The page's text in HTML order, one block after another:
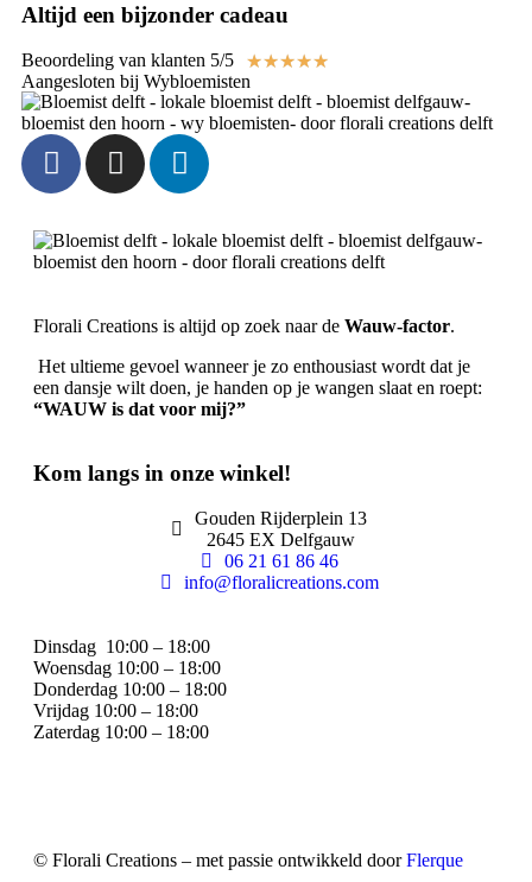
Altijd een bijzonder cadeau
Beoordeling van klanten 5/5 ★★★★★
Aangesloten bij Wybloemisten
Florali Creations is altijd op zoek naar de Wauw-factor.
Het ultieme gevoel wanneer je zo enthousiast wordt dat je
een dansje wilt doen, je handen op je wangen slaat en roept:
“WAUW is dat voor mij?”
Kom langs in onze winkel!
Gouden Rijderplein 13
2645 EX Delfgauw
06 21 61 86 46
info@floralicreations.com
Dinsdag 10:00 – 18:00
Woensdag 10:00 – 18:00
Donderdag 10:00 – 18:00
Vrijdag 10:00 – 18:00
Zaterdag 10:00 – 18:00
© Florali Creations – met passie ontwikkeld doorFlerque